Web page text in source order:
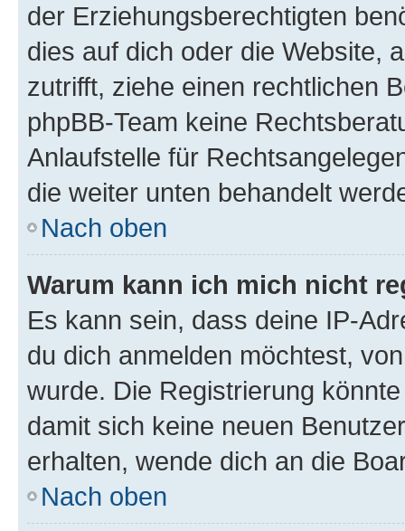
der Erziehungsberechtigten
dies auf dich oder die Website,
zutrifft, ziehe einen rechtlichen
phpBB-Team keine
Anlaufstelle für
die weiter unten behandelt
Nach oben
Warum kann ich mich nicht
Es kann sein, dass deine IP-
du dich anmelden möchtest,
wurde. Die Registrierung
damit sich keine neuen
erhalten, wende dich an die
Nach oben